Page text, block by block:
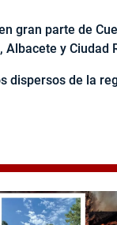
gran parte de
Albacete y Ciudad
dispersos de la